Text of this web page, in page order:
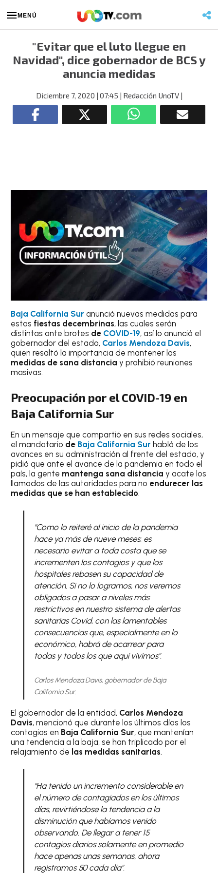
MENÚ
"Evitar que el luto llegue en
Navidad", dice gobernador de BCS y
anuncia medidas
Diciembre 7, 2020 | 07:45 | Redacción UnoTV|
Baja California Sur anunció nuevas medidas para
estas fiestas decembrinas, las cuales serán
distintas ante brotes de COVID-19, así lo anunció el
gobernador del estado, Carlos Mendoza Davis,
quien resaltó la importancia de mantener las
medidas de sana distancia y prohibió reuniones
masivas.
Preocupación por el COVID-19 en
Baja California Sur
En un mensaje que compartió en sus redes sociales,
el mandatario de Baja California Sur habló de los
avances en su administración al frente del estado, y
pidió que ante el avance de la pandemia en todo el
país, la gente mantenga sana distancia y acate los
llamados de las autoridades para no endurecer las
medidas que se han establecido.
"Como lo reiteré al inicio de la pandemia
hace ya más de nueve meses: es
necesario evitar a toda costa que se
incrementen los contagios y que los
hospitales rebasen su capacidad de
atención. Si no lo logramos, nos veremos
obligados a pasar a niveles más
restrictivos en nuestro sistema de alertas
sanitarias Covid, con las lamentables
consecuencias que, especialmente en lo
económico, habrá de acarrear para
todas y todos los que aquí vivimos".
Carlos Mendoza Davis, gobernador de Baja
California Sur.
El gobernador de la entidad, Carlos Mendoza
Davis, mencionó que durante los últimos días los
contagios en Baja California Sur, que mantenían
una tendencia a la baja, se han triplicado por el
relajamiento de las medidas sanitarias.
"Ha tenido un incremento considerable en
el número de contagiados en los últimos
días, revirtiéndose la tendencia a la
disminución que habíamos venido
observando. De llegar a tener 15
contagios diarios solamente en promedio
hace apenas unas semanas, ahora
registramos 50 cada día".